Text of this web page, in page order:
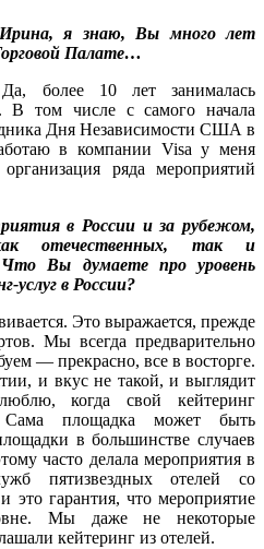
я знаю, Вы много лет
Палате…
Да, более 10 лет занималась
В том числе с самого начала
Дня Независимости США в
в компании Visa у меня
ряда мероприятий
в России и за рубежом,
как отечественных, так и
Что Вы думаете про уровень
услуг в России?
Это выражается, прежде
Мы всегда предварительно
— прекрасно, все в восторге.
и вкус не такой, и выглядит
когда свой кейтеринг
Сама площадка может быть
в большинстве случаев
часто делала мероприятия в
пятизвездных отелей со
это гарантия, что мероприятие
Мы даже не некоторые
кейтеринг из отелей.